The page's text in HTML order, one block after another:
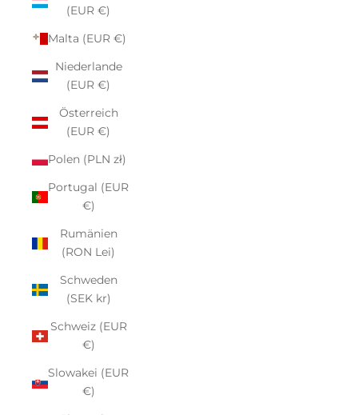
(EUR €)
Malta (EUR €)
Niederlande
(EUR €)
Österreich
(EUR €)
Polen (PLN zł)
Portugal (EUR
€)
Rumänien
(RON Lei)
Schweden
(SEK kr)
Schweiz (EUR
€)
Slowakei (EUR
€)